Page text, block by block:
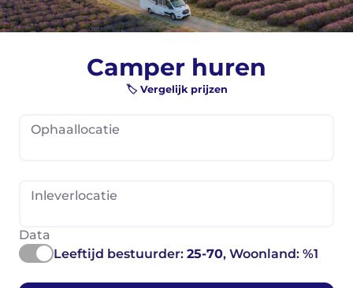
Camper huren
🏷️ Vergelijk prijzen
Ophaallocatie
Inleverlocatie
Data
Leeftijd bestuurder: 25-70, Woonland: %1